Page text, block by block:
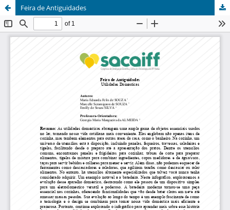
Feira de Antiguidades